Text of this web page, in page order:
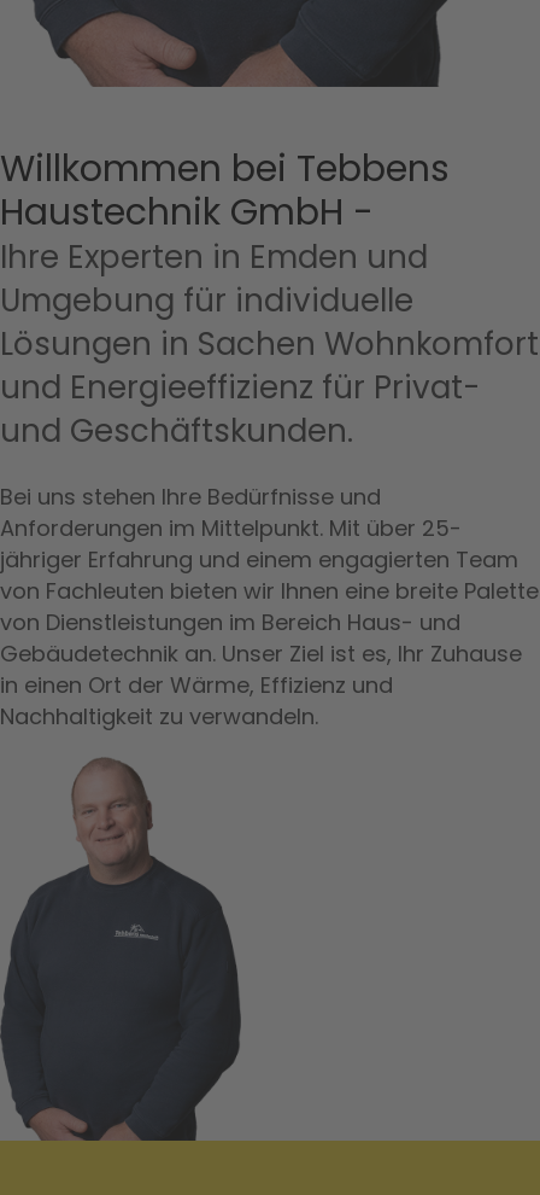
Willkommen bei Tebbens
Haustechnik GmbH -
Ihre Experten in Emden und
Umgebung für individuelle
Lösungen in Sachen Wohnkomfort
und Energieeffizienz für Privat-
und Geschäftskunden.
Bei uns stehen Ihre Bedürfnisse und
Anforderungen im Mittelpunkt. Mit über 25-
jähriger Erfahrung und einem engagierten Team
von Fachleuten bieten wir Ihnen eine breite Palette
von Dienstleistungen im Bereich Haus- und
Gebäudetechnik an. Unser Ziel ist es, Ihr Zuhause
in einen Ort der Wärme, Effizienz und
Nachhaltigkeit zu verwandeln.